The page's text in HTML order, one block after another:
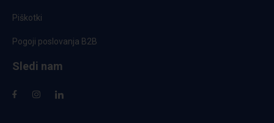
Piškotki
Pogoji poslovanja B2B
Sledi nam